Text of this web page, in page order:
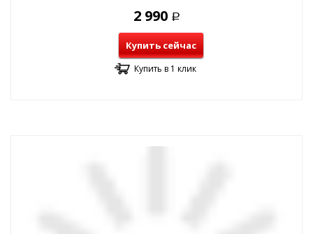
2 990 Р
Купить сейчас
Купить в 1 клик